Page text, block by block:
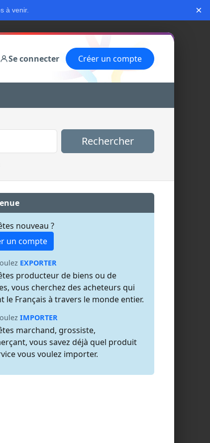
à venir. ×
Se connecter Créer un compte
Rechercher
nouveau ?
un compte
EXPORTER
producteur de biens ou de
vous cherchez des acheteurs qui
le Français à travers le monde entier.
IMPORTER
marchand, grossiste,
vous savez déjà quel produit
vous voulez importer.